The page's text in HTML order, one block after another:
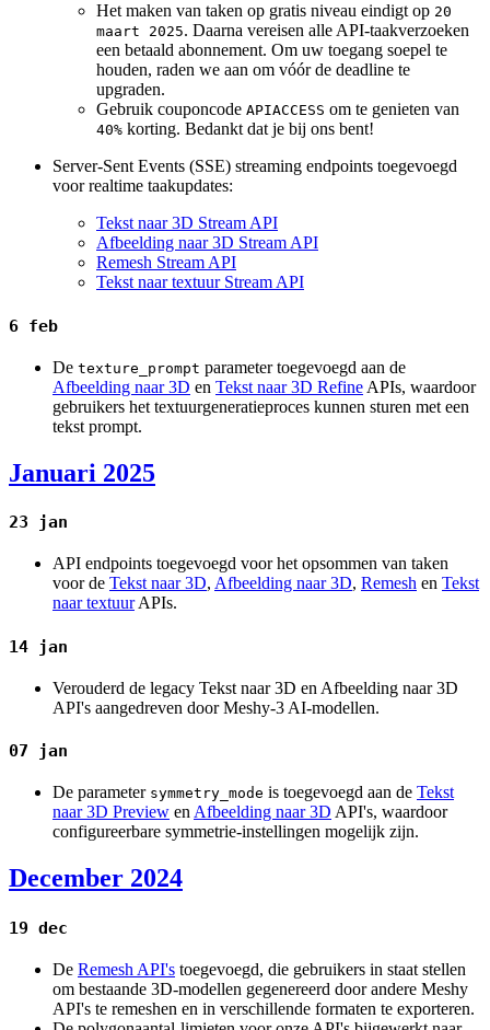
Het maken van taken op gratis niveau eindigt op 20
maart 2025. Daarna vereisen alle API-taakverzoeken
een betaald abonnement. Om uw toegang soepel te
houden, raden we aan om vóór de deadline te
upgraden.
Gebruik couponcode APIACCESS om te genieten van
40% korting. Bedankt dat je bij ons bent!
Server-Sent Events (SSE) streaming endpoints toegevoegd
voor realtime taakupdates:
Tekst naar 3D Stream API
Afbeelding naar 3D Stream API
Remesh Stream API
Tekst naar textuur Stream API
6 feb
De texture_prompt parameter toegevoegd aan de
Afbeelding naar 3D en Tekst naar 3D Refine APIs, waardoor
gebruikers het textuurgeneratieproces kunnen sturen met een
tekst prompt.
Januari 2025
23 jan
API endpoints toegevoegd voor het opsommen van taken
voor de Tekst naar 3D, Afbeelding naar 3D, Remesh en Tekst
naar textuurAPIs.
14 jan
Verouderd de legacy Tekst naar 3D en Afbeelding naar 3D
API's aangedreven door Meshy-3 AI-modellen.
07 jan
De parameter symmetry_mode is toegevoegd aan de Tekst
naar 3D Preview en Afbeelding naar 3D API's, waardoor
configureerbare symmetrie-instellingen mogelijk zijn.
December 2024
19 dec
De Remesh API's toegevoegd, die gebruikers in staat stellen
om bestaande 3D-modellen gegenereerd door andere Meshy
API's te remeshen en in verschillende formaten te exporteren.